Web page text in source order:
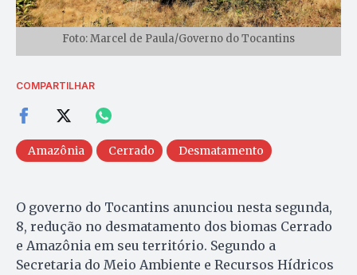
Foto: Marcel de Paula/Governo do Tocantins
COMPARTILHAR
Amazônia Cerrado Desmatamento
O governo do Tocantins anunciou nesta segunda,
8, redução no desmatamento dos biomas Cerrado
e Amazônia em seu território. Segundo a
Secretaria do Meio Ambiente e Recursos Hídricos